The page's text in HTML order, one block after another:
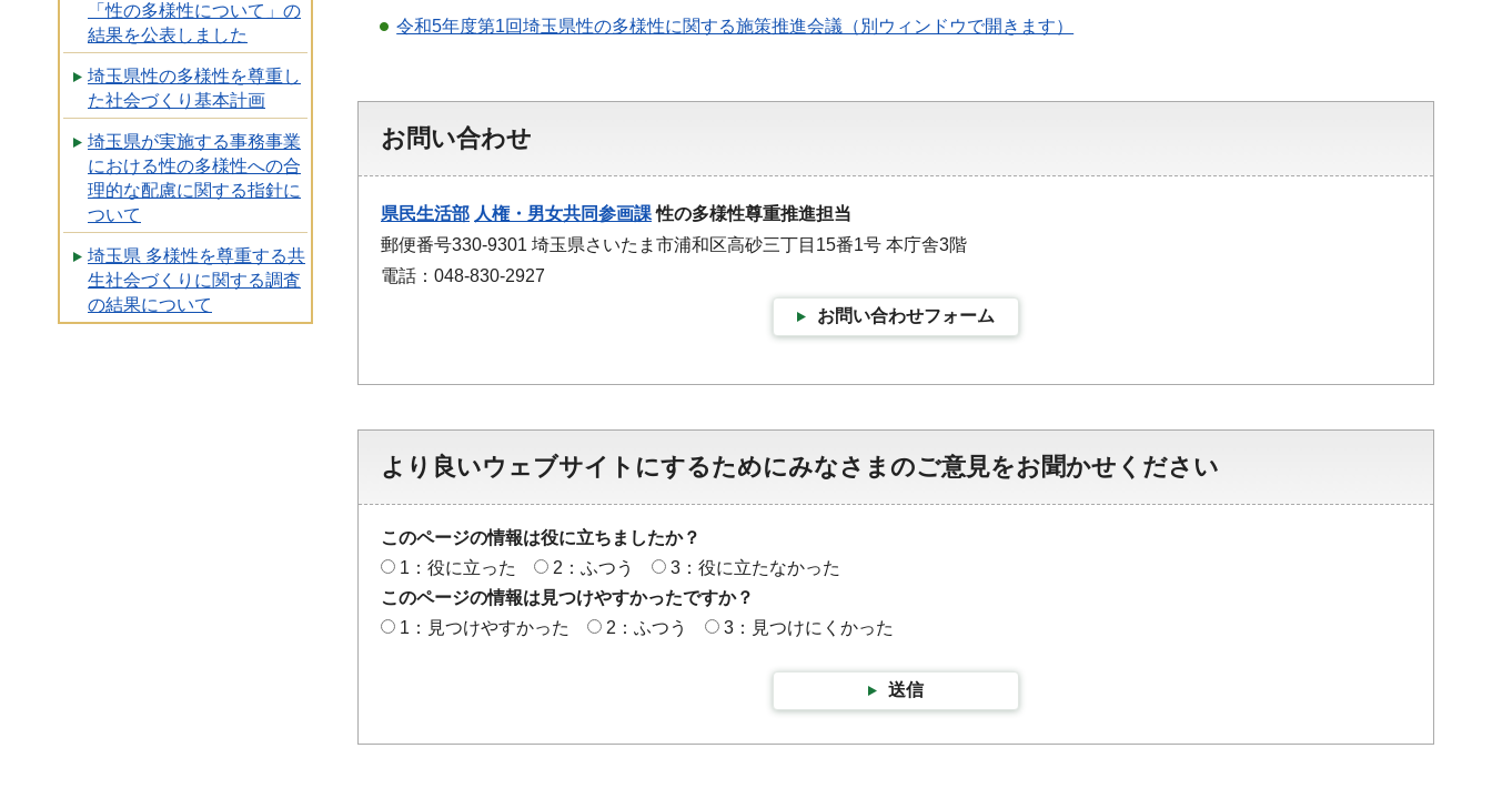
「性の多様性について」の
結果を公表しました
埼玉県性の多様性を尊重し
た社会づくり基本計画
埼玉県が実施する事務事業
における性の多様性への合
理的な配慮に関する指針に
ついて
埼玉県 多様性を尊重する共
生社会づくりに関する調査
の結果について
令和5年度第1回埼玉県性の多様性に関する施策推進会議（別ウィンドウで開きます）
お問い合わせ
県民生活部 人権・男女共同参画課性の多様性尊重推進担当
郵便番号330-9301 埼玉県さいたま市浦和区高砂三丁目15番1号 本庁舎3階
電話：048-830-2927
お問い合わせフォーム
より良いウェブサイトにするためにみなさまのご意見をお聞かせください
このページの情報は役に立ちましたか？
1：役に立った
2：ふつう
3：役に立たなかった
このページの情報は見つけやすかったですか？
1：見つけやすかった
2：ふつう 3：見つけにくかった
送信